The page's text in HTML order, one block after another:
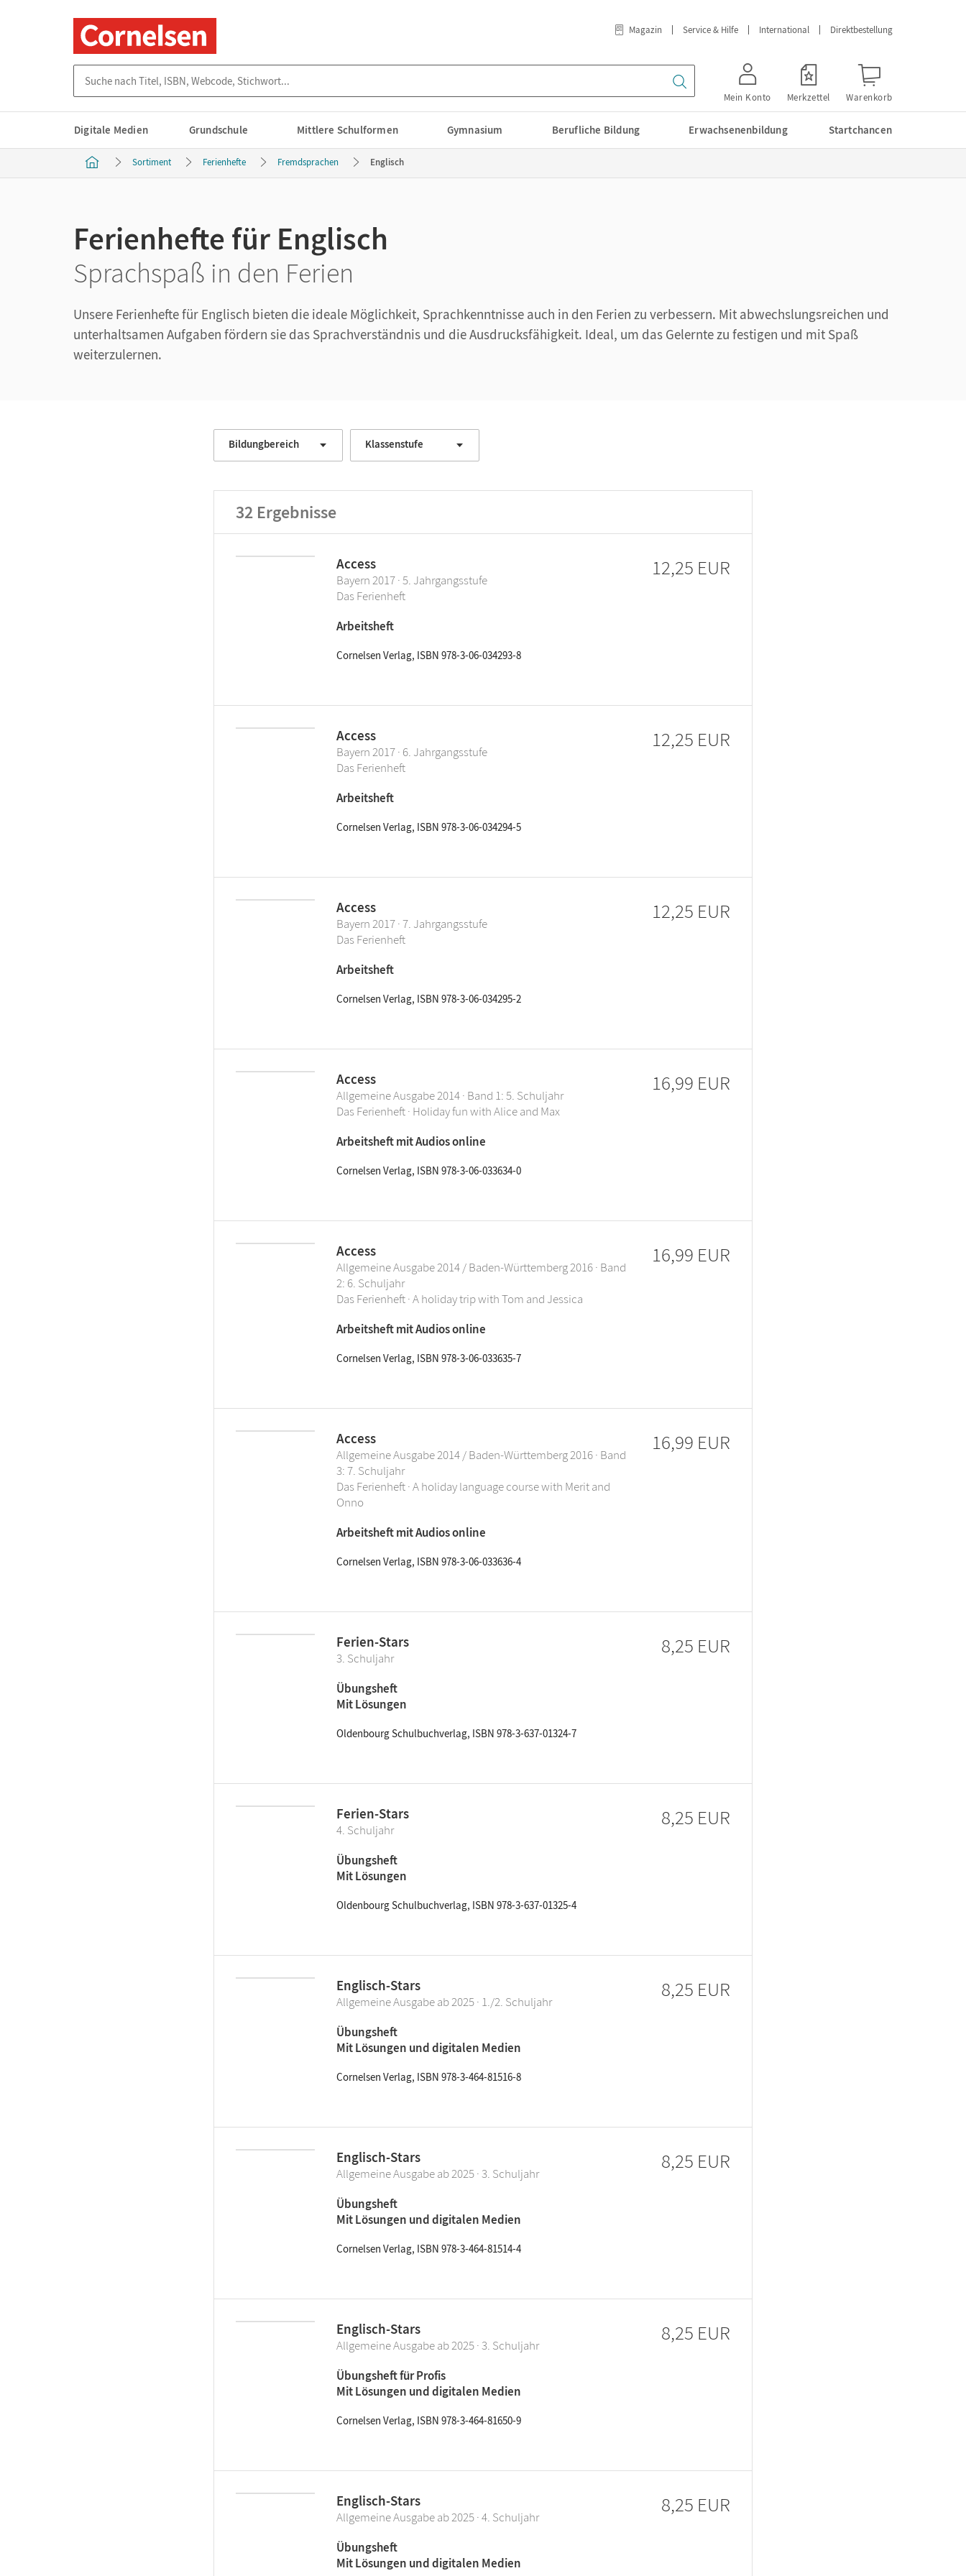
Magazin Service & Hilfe International Direktbestellung
Mein Konto Merkzettel Warenkorb
Digitale Medien Grundschule Mittlere Schulformen Gymnasium Berufliche Bildung Erwachsenenbildung Startchancen
Sortiment Ferienhefte Fremdsprachen Englisch
Ferienhefte für Englisch
Sprachspaß in den Ferien
Unsere Ferienhefte für Englisch bieten die ideale Möglichkeit, Sprachkenntnisse auch in den Ferien zu verbessern. Mit abwechslungsreichen und
unterhaltsamen Aufgaben fördern sie das Sprachverständnis und die Ausdrucksfähigkeit. Ideal, um das Gelernte zu festigen und mit Spaß
weiterzulernen.
Bildungbereich Klassenstufe
32 Ergebnisse
Access
Bayern 2017 · 5. Jahrgangsstufe
Das Ferienheft
Arbeitsheft
Cornelsen Verlag, ISBN 978-3-06-034293-8
12,25 EUR
Access
Bayern 2017 · 6. Jahrgangsstufe
Das Ferienheft
Arbeitsheft
Cornelsen Verlag, ISBN 978-3-06-034294-5
12,25 EUR
Access
Bayern 2017 · 7. Jahrgangsstufe
Das Ferienheft
Arbeitsheft
Cornelsen Verlag, ISBN 978-3-06-034295-2
12,25 EUR
Access
Allgemeine Ausgabe 2014 · Band 1: 5. Schuljahr
Das Ferienheft · Holiday fun with Alice and Max
Arbeitsheft mit Audios online
Cornelsen Verlag, ISBN 978-3-06-033634-0
16,99 EUR
Access
Allgemeine Ausgabe 2014 / Baden-Württemberg 2016 · Band
2: 6. Schuljahr
Das Ferienheft · A holiday trip with Tom and Jessica
Arbeitsheft mit Audios online
Cornelsen Verlag, ISBN 978-3-06-033635-7
16,99 EUR
Access
Allgemeine Ausgabe 2014 / Baden-Württemberg 2016 · Band
3: 7. Schuljahr
Das Ferienheft · A holiday language course with Merit and
Onno
Arbeitsheft mit Audios online
Cornelsen Verlag, ISBN 978-3-06-033636-4
16,99 EUR
Ferien-Stars
3. Schuljahr
Übungsheft
Mit Lösungen
Oldenbourg Schulbuchverlag, ISBN 978-3-637-01324-7
8,25 EUR
Ferien-Stars
4. Schuljahr
Übungsheft
Mit Lösungen
Oldenbourg Schulbuchverlag, ISBN 978-3-637-01325-4
8,25 EUR
Englisch-Stars
Allgemeine Ausgabe ab 2025 · 1./2. Schuljahr
Übungsheft
Mit Lösungen und digitalen Medien
Cornelsen Verlag, ISBN 978-3-464-81516-8
8,25 EUR
Englisch-Stars
Allgemeine Ausgabe ab 2025 · 3. Schuljahr
Übungsheft
Mit Lösungen und digitalen Medien
Cornelsen Verlag, ISBN 978-3-464-81514-4
8,25 EUR
Englisch-Stars
Allgemeine Ausgabe ab 2025 · 3. Schuljahr
Übungsheft für Profis
Mit Lösungen und digitalen Medien
Cornelsen Verlag, ISBN 978-3-464-81650-9
8,25 EUR
Englisch-Stars
Allgemeine Ausgabe ab 2025 · 4. Schuljahr
Übungsheft
Mit Lösungen und digitalen Medien
8,25 EUR